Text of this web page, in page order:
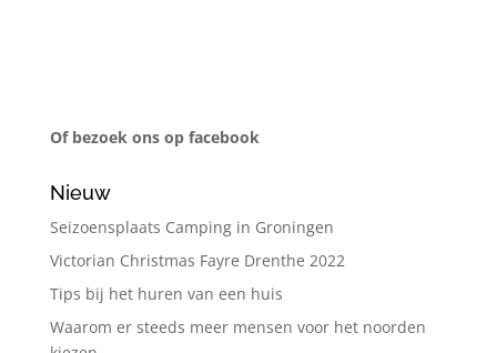
Of bezoek ons op facebook
Nieuw
Seizoensplaats Camping in Groningen
Victorian Christmas Fayre Drenthe 2022
Tips bij het huren van een huis
Waarom er steeds meer mensen voor het noorden